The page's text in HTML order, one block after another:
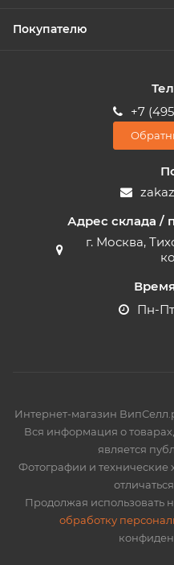
Покупателю
+7
Адрес склада /
г. Москва,
Пн-
Интернет-магазин
Вся информация о
является
Фотографии и технические
Продолжая использовать
обработку